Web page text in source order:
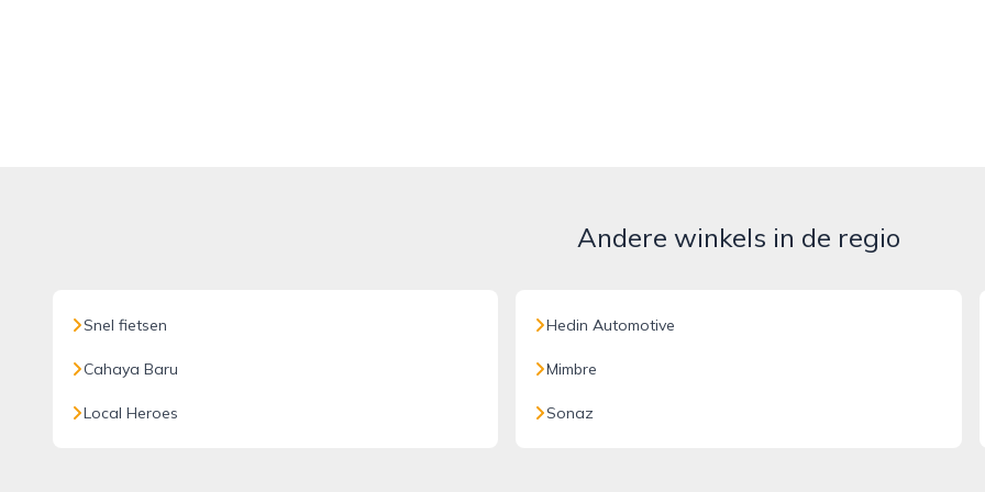
Andere winkels in de regio
Snel fietsen
Cahaya Baru
Local Heroes
Hedin Automotive
Mimbre
Sonaz